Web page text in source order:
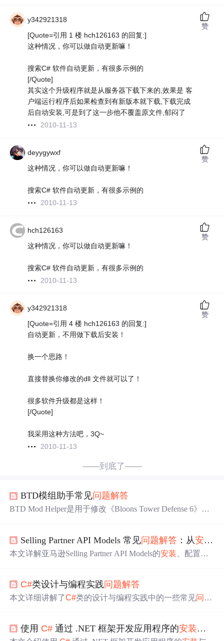
y342921318
[Quote=引用 1 楼 hch126163 的回复:]
这种情况，你可以做自动更新嘛！
搜索C# 软件自动更新，有很多示例的
[/Quote]
其实这个升级程序就是从服务器下载下来的,效果是 客
户端运行程序后如果检查到有新版本就下载,下载完成
后自动安装,可是到了这一步他不覆盖原文件,郁闷了
2010-11-13
赞
deyygywxf
这种情况，你可以做自动更新嘛！
搜索C# 软件自动更新，有很多示例的
2010-11-13
赞
hch126163
这种情况，你可以做自动更新嘛！
搜索C# 软件自动更新，有很多示例的
2010-11-13
赞
y342921318
[Quote=引用 4 楼 hch126163 的回复:]
自动更新，不用做下载后安装！
换一个思路！
直接替换你修改的dll 文件就可以了！
很多软件升级都是这样！
[/Quote]
我采用这种方法吧，3Q~
2010-11-13
赞
——到底了——
BTD模组助手常见问题解答
BTD Mod Helper是用于修改《Bloons Tower Defense 6》等
戏版本不匹配、编译和自动部署 模组等，给出了解决步
骤，助新手顺利入门。
Selling Partner API Models 常见问题解答 ：从安装
本文详解亚马逊Selling Partner API Models的安装 、配置与
理，以及SDK生成常见问题 解决方案，面向开发者提供基
于OpenAPI模型的SP API集成实践指导。
C#类设计与编程实践问题解答
本文详细讲解了C#类的设计与编程实践中的一些常见问题
涉及ClickOnce部署 权限设置、Windows安装程序适用场景
使用 C# 通过 .NET 框架开发应用程序的安装与环